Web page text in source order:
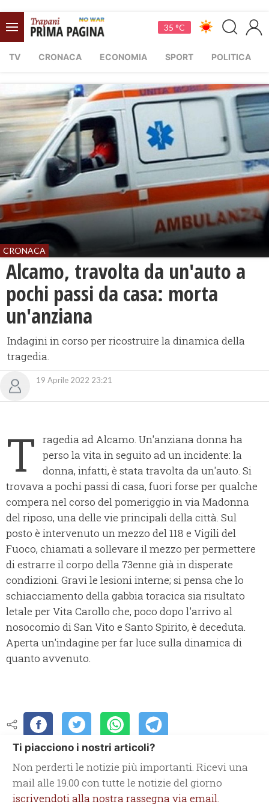
35 °C
TV CRONACA ECONOMIA SPORT POLITICA
CRONACA
Alcamo, travolta da un'auto a
pochi passi da casa: morta
un'anziana
Indagini in corso per ricostruire la dinamica della
tragedia.
19 Aprile 2022 23:21
T
ragedia ad Alcamo. Un'anziana donna ha
perso la vita in seguito ad un incidente: la
donna, infatti, è stata travolta da un'auto. Si
trovava a pochi passi di casa, fuori forse per qualche
compera nel corso del pomeriggio in via Madonna
del riposo, una delle vie principali della città. Sul
posto è intervenuto un mezzo del 118 e Vigili del
Fuoco, chiamati a sollevare il mezzo per permettere
di estrarre il corpo della 73enne già in disperate
condizioni. Gravi le lesioni interne; si pensa che lo
schiacciamento della gabbia toracica sia risultato
letale per Vita Carollo che, poco dopo l'arrivo al
nosocomio di San Vito e Santo Spirito, è deceduta.
Aperta un'indagine per far luce sulla dinamica di
quanto avvenuto.
Ti piacciono i nostri articoli?
Non perderti le notizie più importanti. Ricevi una
mail alle 19.00 con tutte le notizie del giorno
iscrivendoti alla nostra rassegna via email.